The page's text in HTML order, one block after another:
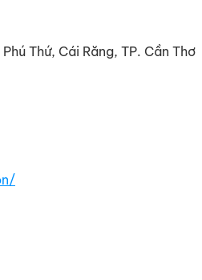
Thứ, Cái Răng, TP. Cần Thơ